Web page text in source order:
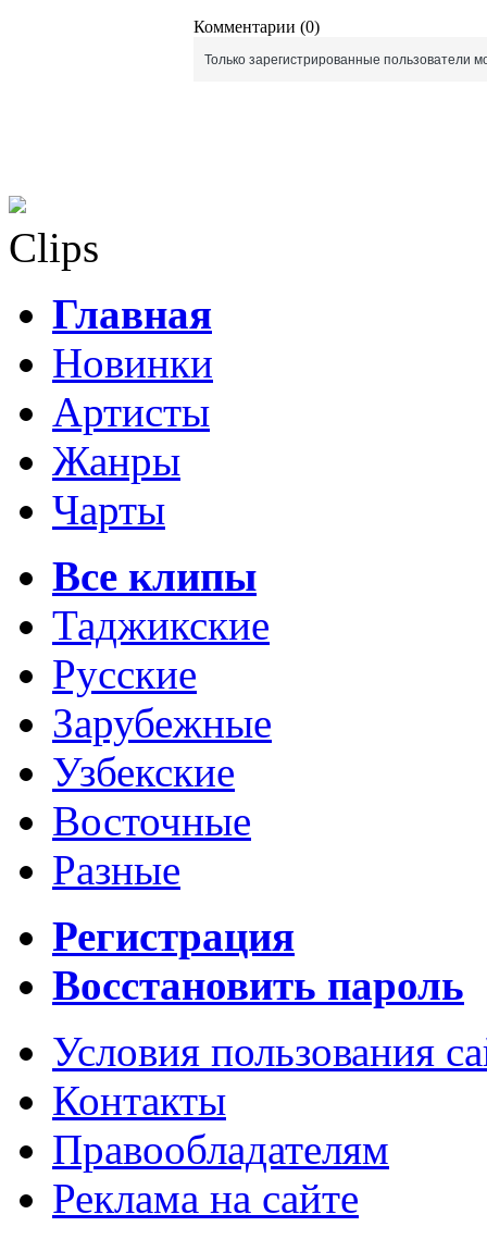
Комментарии (0)
Только зарегистрированные пользователи
Clips
Главная
Новинки
Артисты
Жанры
Чарты
Все клипы
Таджикские
Русские
Зарубежные
Узбекские
Восточные
Разные
Регистрация
Восстановить пароль
Условия пользования
Контакты
Правообладателям
Реклама на сайте